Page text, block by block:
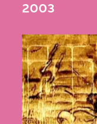
2003